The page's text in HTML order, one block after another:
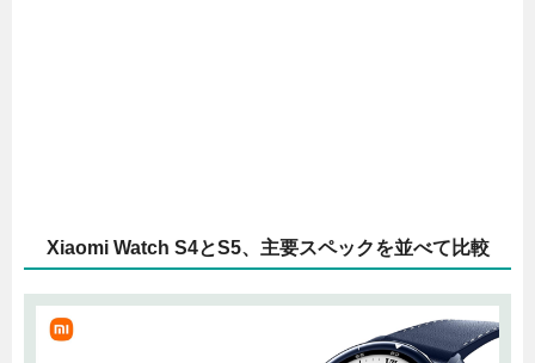
Xiaomi Watch S4とS5、主要スペックを並べて比較